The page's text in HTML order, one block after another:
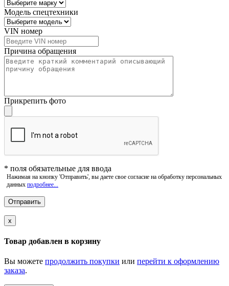
Модель спецтехники
VIN номер
Причина обращения
Прикрепить фото
* поля обязательные для ввода
Нажимая на кнопку 'Отправить', вы даете свое согласие на обработку персональных
данных подробнее...
x
Товар добавлен в корзину
Вы можете продолжить покупки или перейти к оформлению
заказа.